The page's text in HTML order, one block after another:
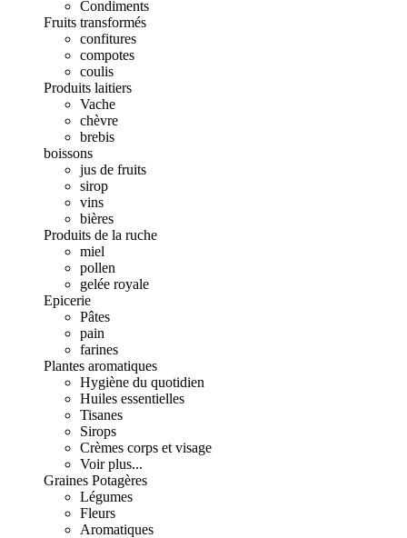
Condiments
Fruits transformés
confitures
compotes
coulis
Produits laitiers
Vache
chèvre
brebis
boissons
jus de fruits
sirop
vins
bières
Produits de la ruche
miel
pollen
gelée royale
Epicerie
Pâtes
pain
farines
Plantes aromatiques
Hygiène du quotidien
Huiles essentielles
Tisanes
Sirops
Crèmes corps et visage
Voir plus...
Graines Potagères
Légumes
Fleurs
Aromatiques